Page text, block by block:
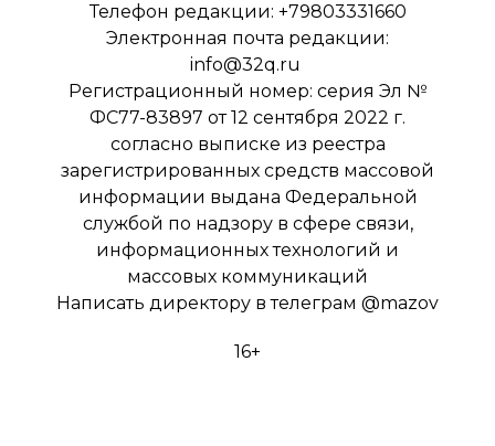
Телефон редакции: +79803331660
Электронная почта редакции:
info@32q.ru
Регистрационный номер: серия Эл №
ФС77-83897 от 12 сентября 2022 г.
согласно выписке из реестра
зарегистрированных средств массовой
информации выдана Федеральной
службой по надзору в сфере связи,
информационных технологий и
массовых коммуникаций
Написать директору в телеграм @mazov
16+